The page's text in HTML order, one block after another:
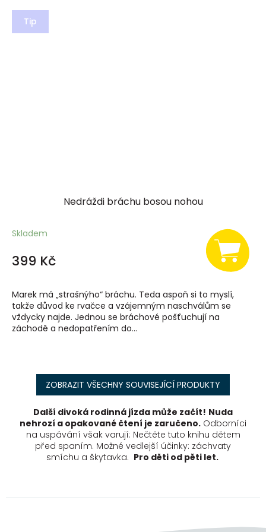
Tip
Nedráždi bráchu bosou nohou
Skladem
399 Kč
Marek má „strašnýho“ bráchu. Teda aspoň si to myslí,
takže důvod ke rvačce a vzájemným naschválům se
vždycky najde. Jednou se bráchové pošťuchují na
záchodě a nedopatřením do...
ZOBRAZIT VŠECHNY SOUVISEJÍCÍ PRODUKTY
Další divoká rodinná jízda může začít! Nuda
nehrozí a opakované čtení je zaručeno. Odborníci
na uspávání však varují: Nečtěte tuto knihu dětem
před spaním. Možné vedlejší účinky: záchvaty
smíchu a škytavka. Pro děti od pěti let.